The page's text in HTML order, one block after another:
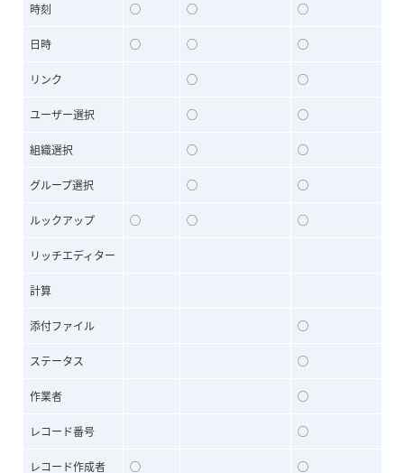
時刻 ◯ ◯ ◯
日時 ◯ ◯ ◯
リンク ◯ ◯
ユーザー選択 ◯ ◯
組織選択 ◯ ◯
グループ選択 ◯ ◯
ルックアップ ◯ ◯ ◯
リッチエディター
計算
添付ファイル ◯
ステータス ◯
作業者 ◯
レコード番号 ◯
レコード作成者 ◯ ◯